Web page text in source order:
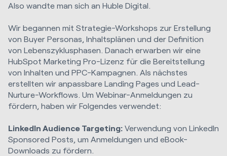
Also wandte man sich an Huble Digital.
Wir begannen mit Strategie-Workshops zur Erstellung
von Buyer Personas, Inhaltsplänen und der Definition
von Lebenszyklusphasen. Danach erwarben wir eine
HubSpot Marketing Pro-Lizenz für die Bereitstellung
von Inhalten und PPC-Kampagnen. Als nächstes
erstellten wir anpassbare Landing Pages und Lead-
Nurture-Workflows. Um Webinar-Anmeldungen zu
fördern, haben wir Folgendes verwendet:
LinkedIn Audience Targeting: Verwendung von LinkedIn
Sponsored Posts, um Anmeldungen und eBook-
Downloads zu fördern.